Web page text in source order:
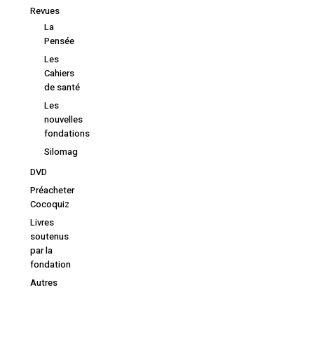
Revues
La
Pensée
Les
Cahiers
de santé
Les
nouvelles
fondations
Silomag
DVD
Préacheter
Cocoquiz
Livres
soutenus
par la
fondation
Autres